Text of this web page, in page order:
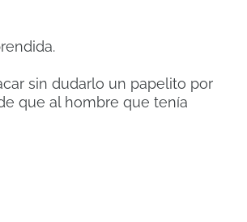
sin dudarlo un papelito por
que al hombre que tenía